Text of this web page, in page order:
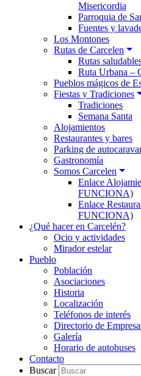
Misericordia
Parroquia de
Fuentes y
Los Montones
Rutas de Carcelen
Rutas
Ruta Urbana –
Pueblos mágicos de
Fiestas y Tradiciones
Tradiciones
Semana Santa
Alojamientos
Restaurantes y bares
Parking de
Gastronomía
Somos Carcelen
Enlace
FUNCIONA)
Enlace
FUNCIONA)
¿Qué hacer en Carcelén?
Ocio y actividades
Mirador estelar
Pueblo
Población
Asociaciones
Historia
Localización
Teléfonos de interés
Directorio de
Galería
Horario de autobuses
Contacto
Buscar